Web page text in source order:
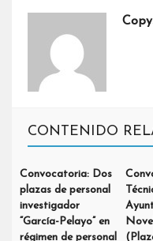
CONTENIDO
Convocatoria: Dos
plazas de personal
investigador
“García-Pelayo” en
régimen de personal